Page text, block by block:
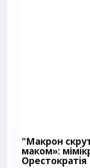
"Макрон
маком»:
Орестократія